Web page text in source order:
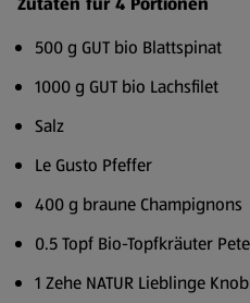
500 g GUT bio Blattspinat
1000 g GUT bio Lachsfilet
Salz
Le Gusto Pfeffer
400 g braune Champignons
0.5 Topf Bio-Topfkräuter
1 Zehe NATUR Lieblinge